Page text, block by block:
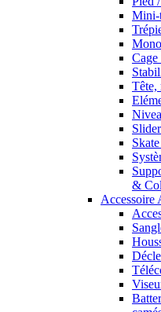
Mini-
Cage
Tête,
&
Accessoire